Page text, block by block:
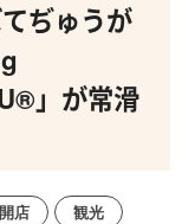
ぢゅうが
」が常滑
開店
観光